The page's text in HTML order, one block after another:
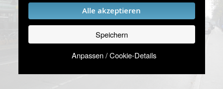
Alle akzeptieren
Speichern
Anpassen / Cookie-Details